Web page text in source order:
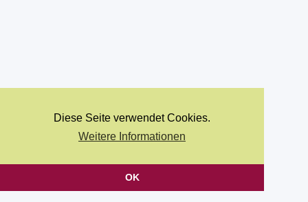
Diese Seite verwendet Cookies.
Weitere Informationen
OK